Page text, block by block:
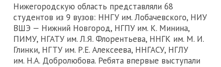
Нижегородскую область представляли 68
студентов из 9 вузов: ННГУ им. Лобачевского, НИУ
ВШЭ — Нижний Новгород, НГПУ им. К. Минина,
ПИМУ, НГАТУ им. Л.Я. Флорентьева, ННГК им. М. И.
Глинки, НГТУ им. Р.Е. Алексеева, ННГАСУ, НГЛУ
им. Н.А. Добролюбова. Ребята впервые выступали